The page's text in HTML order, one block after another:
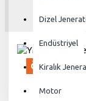
Dizel
Endüstriyel
Kiralık
Motor
ÖN SIPARIŞ